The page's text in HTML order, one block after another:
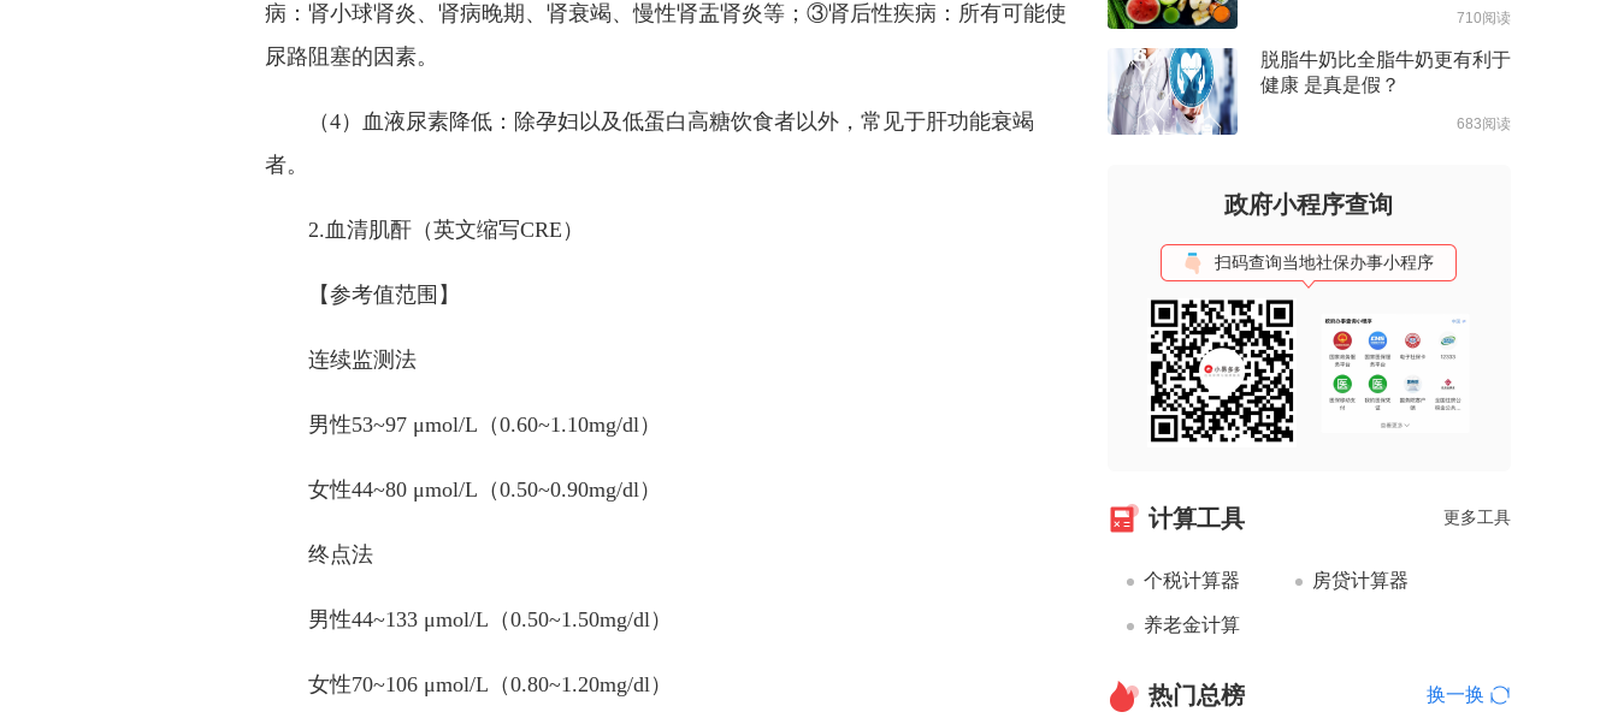
病：肾小球肾炎、肾病晚期、肾衰竭、慢性肾盂肾炎等；③肾后性疾病：所有可能使
尿路阻塞的因素。
（4）血液尿素降低：除孕妇以及低蛋白高糖饮食者以外，常见于肝功能衰竭
者。
2.血清肌酐（英文缩写CRE ）
【参考值范围】
连续监测法
男性53~97 μmol/L （0.60~1.10mg/dl）
女性44~80 μmol/L （0.50~0.90mg/dl）
终点法
男性44~133 μmol/L （0.50~1.50mg/dl）
女性70~106 μmol/L （0.80~1.20mg/dl）
710阅读
脱脂牛奶比全脂牛奶更有利于
健康 是真是假？
683阅读
政府小程序查询
扫码查询当地社保办事小程序
计算工具 更多工具
个税计算器 房贷计算器
养老金计算
热门总榜 换一换